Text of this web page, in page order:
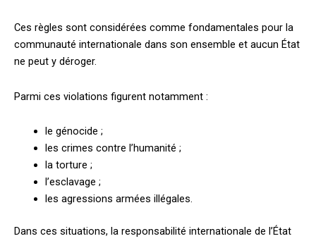
Ces règles sont considérées comme fondamentales pour la
communauté internationale dans son ensemble et aucun État
ne peut y déroger.
Parmi ces violations figurent notamment :
le génocide ;
les crimes contre l’humanité ;
la torture ;
l’esclavage ;
les agressions armées illégales.
Dans ces situations, la responsabilité internationale de l’État